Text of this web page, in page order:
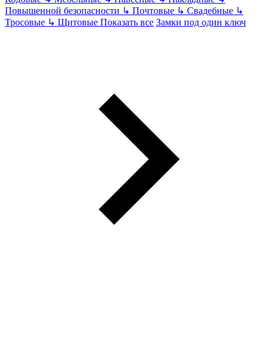
Повышенной безопасности ↳ Почтовые ↳ Свадебные ↳
Тросовые ↳ Щитовые Показать все Замки под один ключ